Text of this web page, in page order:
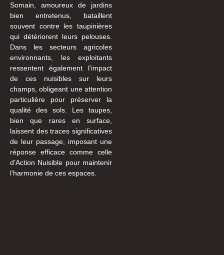
Somain, amoureux de jardins
bien entretenus, bataillent
souvent contre les taupinières
qui détériorent leurs pelouses.
Dans les secteurs agricoles
environnants, les exploitants
ressentent également l’impact
de ces nuisibles sur leurs
champs, obligeant une attention
particulière pour préserver la
qualité des sols. Les taupes,
bien que rares en surface,
laissent des traces significatives
de leur passage, imposant une
réponse efficace comme celle
d’Action Nuisible pour maintenir
l’harmonie de ces espaces.